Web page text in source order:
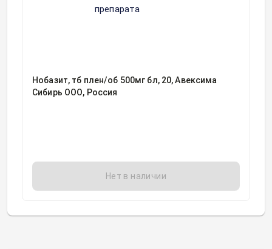
Нобазит, тб плен/об 500мг бл, 20, Авексима
Сибирь ООО, Россия
Нет в наличии